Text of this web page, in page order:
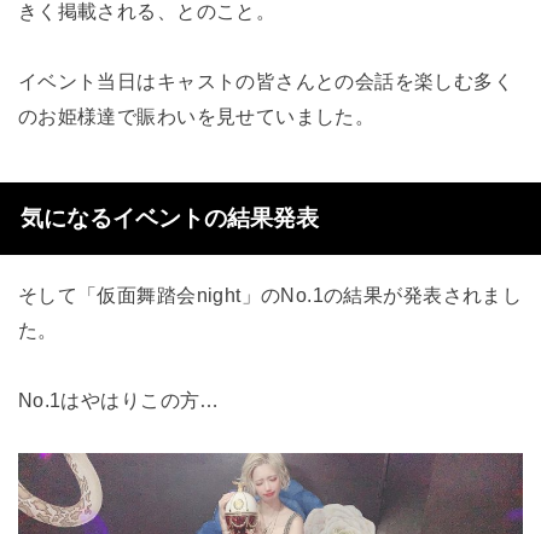
きく掲載される、とのこと。
イベント当日はキャストの皆さんとの会話を楽しむ多く
のお姫様達で賑わいを見せていました。
気になるイベントの結果発表
そして「仮面舞踏会night」のNo.1の結果が発表されまし
た。
No.1はやはりこの方…